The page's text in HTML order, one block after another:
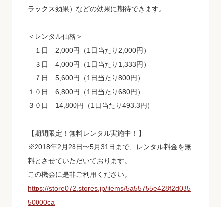
ラックス効果）などの効果に期待できます。
＜レンタル価格＞
１日 2,000円（1日当たり2,000円）
３日 4,000円（1日当たり1,333円）
７日 5,600円（1日当たり800円）
１０日 6,800円（1日当たり680円）
３０日 14,800円（1日当たり493.3円）
【期間限定！無料レンタル実施中！】
※2018年2月28日〜5月31日まで、レンタル料金を無
料とさせていただいております。
この機会に是非ご利用ください。
https://store072.stores.jp/items/5a55755e428f2d035
50000ca